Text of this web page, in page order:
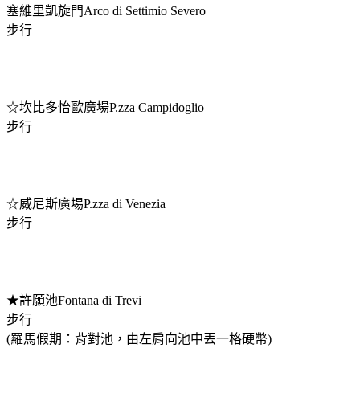
塞維里凱旋門Arco di Settimio Severo
步行
☆坎比多怡歐廣場P.zza Campidoglio
步行
☆威尼斯廣場P.zza di Venezia
步行
★許願池Fontana di Trevi
步行
(羅馬假期：背對池，由左肩向池中丟一格硬幣)